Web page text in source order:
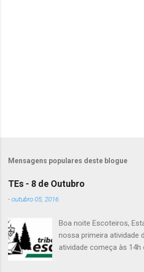
Mensagens populares deste blogue
TEs - 8 de Outubro
-outubro 05, 2016
Boa noite Escoteiros,
nossa primeira atividade
atividade começa às 14h